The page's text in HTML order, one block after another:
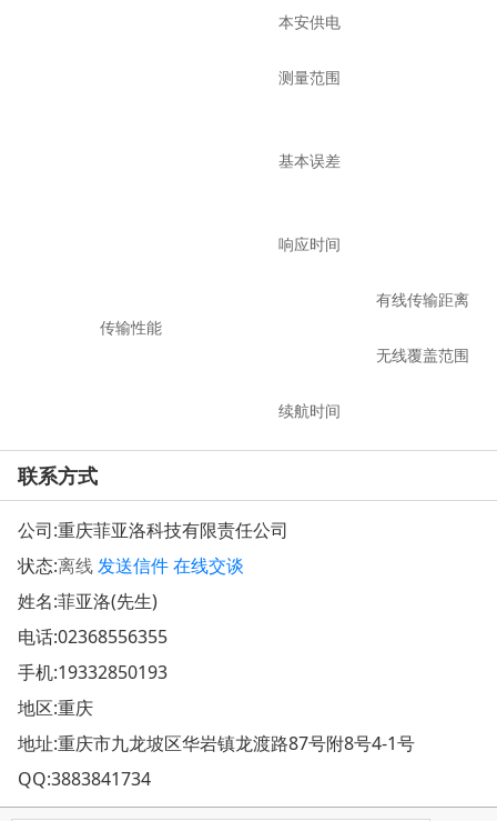
本安供电
测量范围
基本误差
响应时间
传输性能
有线传输距离
无线覆盖范围
续航时间
联系方式
公司:重庆菲亚洛科技有限责任公司
状态:离线发送信件在线交谈
姓名:菲亚洛(先生)
电话:02368556355
手机:19332850193
地区:重庆
地址:重庆市九龙坡区华岩镇龙渡路87号附8号4-1号
QQ:3883841734